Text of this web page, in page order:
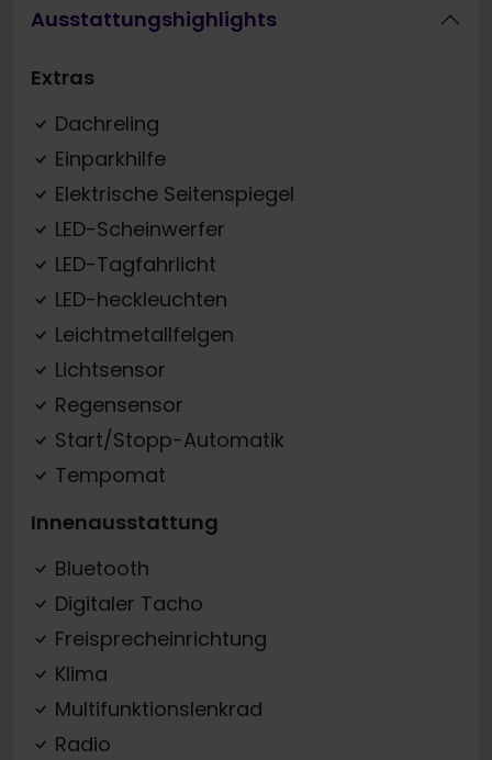
Ausstattungshighlights
Extras
Dachreling
Einparkhilfe
Elektrische Seitenspiegel
LED-Scheinwerfer
LED-Tagfahrlicht
LED-heckleuchten
Leichtmetallfelgen
Lichtsensor
Regensensor
Start/Stopp-Automatik
Tempomat
Innenausstattung
Bluetooth
Digitaler Tacho
Freisprecheinrichtung
Klima
Multifunktionslenkrad
Radio